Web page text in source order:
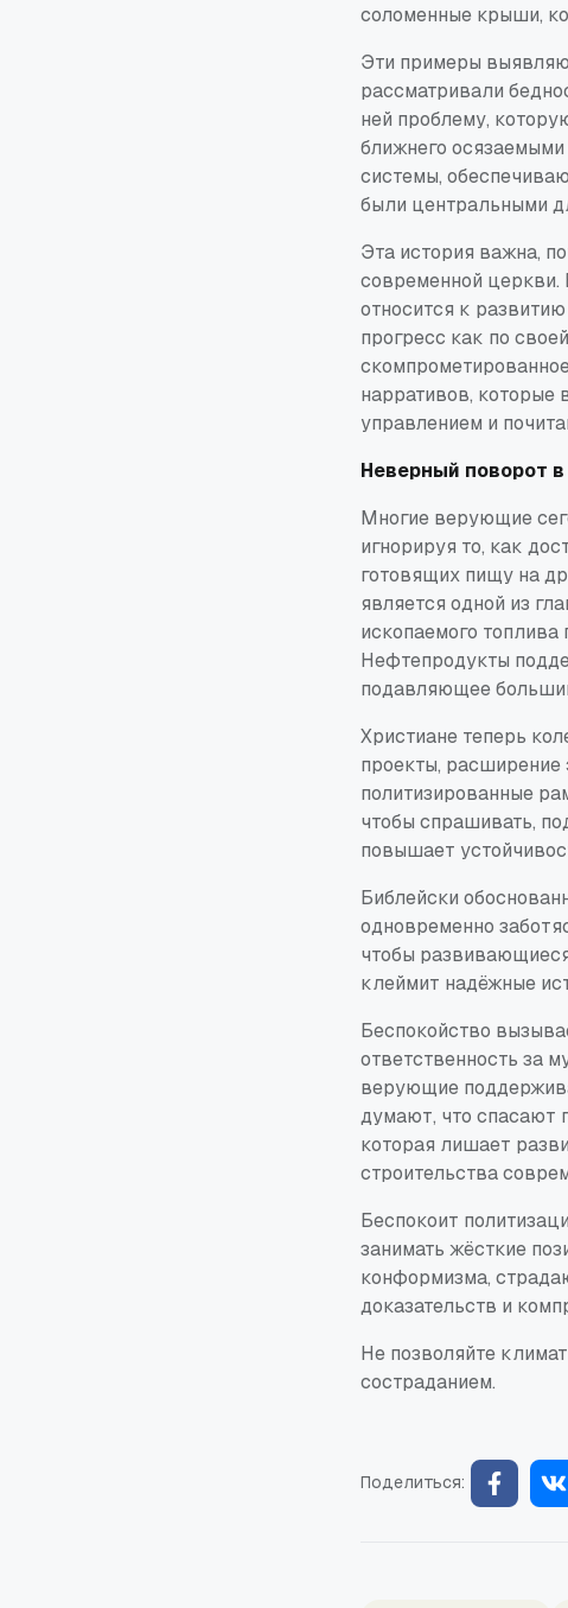
соломенные крыши,
Эти примеры
рассматривали
ней проблему,
ближнего
системы,
были центральными
Эта история важна,
современной церкви.
относится к
прогресс как по
нарративов,
управлением и
Неверный поворот
Многие верующие
игнорируя то, как
готовящих пищу на
является одной из
ископаемого
Нефтепродукты
подавляющее
Христиане теперь
проекты, расширение
политизированные
чтобы спрашивать,
повышает
Библейски
одновременно
чтобы
клеймит надёжные
Беспокойство
ответственность за
верующие
думают, что спасают
которая лишает
строительства
Беспокоит
занимать жёсткие
конформизма,
доказательств и
Не позволяйте
состраданием.
Поделиться: